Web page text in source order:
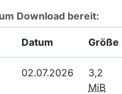
Download bereit:
Datum Größe
02.07.2026
3,2
MiB